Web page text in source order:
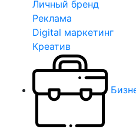
Личный бренд
Реклама
Digital маркетинг
Креатив